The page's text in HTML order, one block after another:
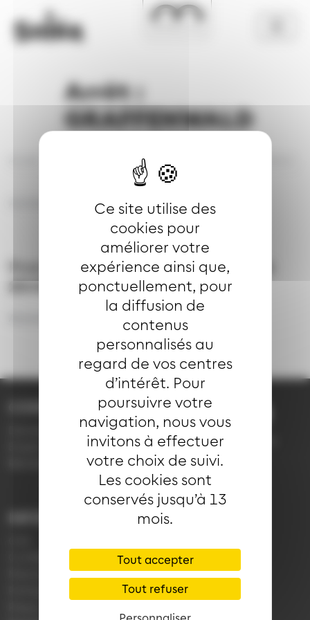
Panneau de gestion des cookies
Ce site utilise des
cookies pour
améliorer votre
expérience ainsi que,
ponctuellement, pour
la diffusion de
contenus
personnalisés au
regard de vos centres
d’intérêt. Pour
poursuivre votre
navigation, nous vous
invitons à effectuer
votre choix de suivi.
Les cookies sont
conservés jusqu’à 13
mois.
Tout accepter
Tout refuser
Aller au contenu principal
Arrêt :
GRAFFENWALD
Horaires par arrêt
Autres lignes de cet arrêt
Prochains départs le08/08/2026 à
Aucune circulation n'est prévue dans l'heure.
Demande d'information
du lundi au vendredi de
7h30 à 18h00 (en
période scolaire)
Mentions légales
LIENS
Payer un PV
Plan du réseau
e-Boutique